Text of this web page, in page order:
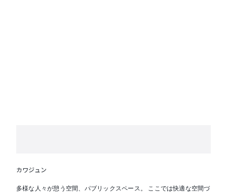
カワジュン
多様な人々が憩う空間、パブリックスペース。 ここでは快適な空間づ